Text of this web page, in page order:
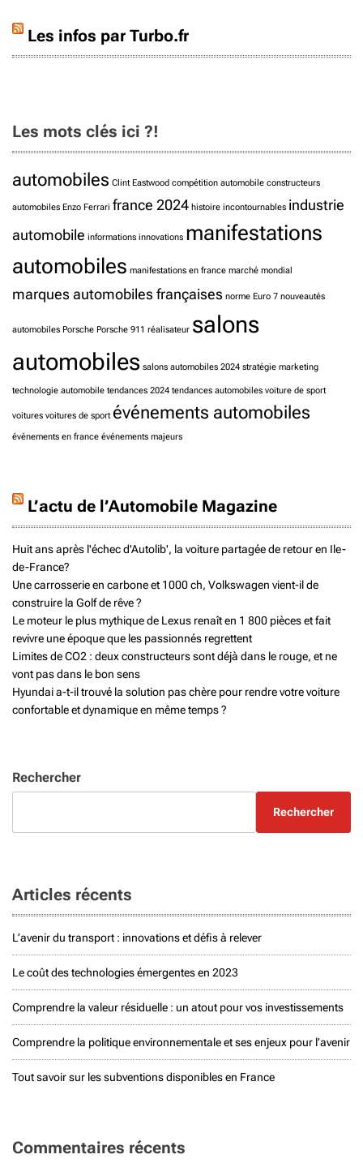
Les infos par Turbo.fr
Les mots clés ici ?!
automobiles Clint Eastwood compétition automobile constructeurs
automobiles Enzo Ferrari france 2024 histoire incontournables industrie
automobile informations innovations manifestations
automobiles manifestations en france marché mondial
marques automobiles françaises norme Euro 7 nouveautés
automobiles Porsche Porsche 911 réalisateur salons
automobiles salons automobiles 2024 stratégie marketing
technologie automobile tendances 2024 tendances automobiles voiture de sport
voitures voitures de sport événements automobiles
événements en france événements majeurs
L’actu de l’Automobile Magazine
Huit ans après l'échec d'Autolib', la voiture partagée de retour en Ile-
de-France?
Une carrosserie en carbone et 1000 ch, Volkswagen vient-il de
construire la Golf de rêve ?
Le moteur le plus mythique de Lexus renaît en 1 800 pièces et fait
revivre une époque que les passionnés regrettent
Limites de CO2 : deux constructeurs sont déjà dans le rouge, et ne
vont pas dans le bon sens
Hyundai a-t-il trouvé la solution pas chère pour rendre votre voiture
confortable et dynamique en même temps ?
Rechercher
Rechercher
Articles récents
L’avenir du transport : innovations et défis à relever
Le coût des technologies émergentes en 2023
Comprendre la valeur résiduelle : un atout pour vos investissements
Comprendre la politique environnementale et ses enjeux pour l’avenir
Tout savoir sur les subventions disponibles en France
Commentaires récents